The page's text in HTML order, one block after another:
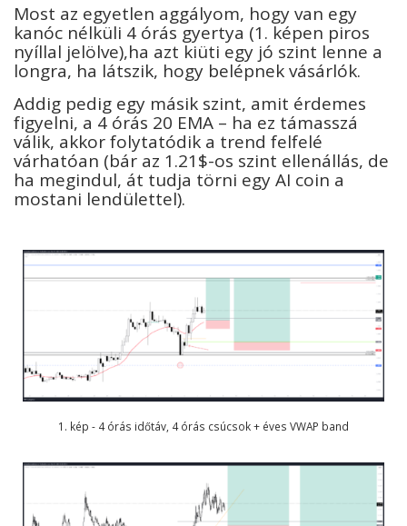
Most az egyetlen aggályom, hogy van egy
kanóc nélküli 4 órás gyertya (1. képen piros
nyíllal jelölve),ha azt kiüti egy jó szint lenne a
longra, ha látszik, hogy belépnek vásárlók.
Addig pedig egy másik szint, amit érdemes
figyelni, a 4 órás 20 EMA – ha ez támasszá
válik, akkor folytatódik a trend felfelé
várhatóan (bár az 1.21$-os szint ellenállás, de
ha megindul, át tudja törni egy AI coin a
mostani lendülettel).
1. kép - 4 órás időtáv, 4 órás csúcsok + éves VWAP band